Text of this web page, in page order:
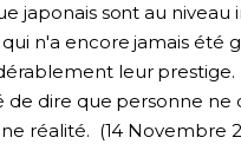
japonais sont au niveau
n'a encore jamais été
leur
de dire que personne
réalité. (14 Novembre